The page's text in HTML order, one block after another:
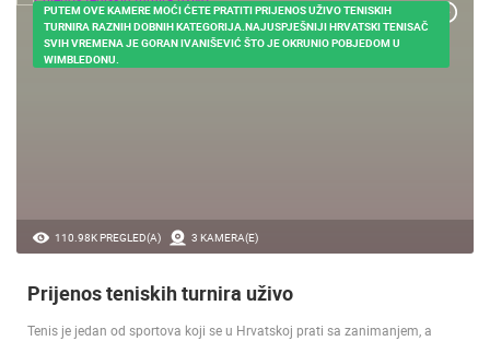
110.98K PREGLED(A) 3 KAMERA(E)
PUTEM OVE KAMERE MOĆI ĆETE PRATITI PRIJENOS UŽIVO TENISKIH
TURNIRA RAZNIH DOBNIH KATEGORIJA.NAJUSPJEŠNIJI HRVATSKI TENISAČ
SVIH VREMENA JE GORAN IVANIŠEVIĆ ŠTO JE OKRUNIO POBJEDOM U
WIMBLEDONU.
Prijenos teniskih turnira uživo
Tenis je jedan od sportova koji se u Hrvatskoj prati sa zanimanjem, a